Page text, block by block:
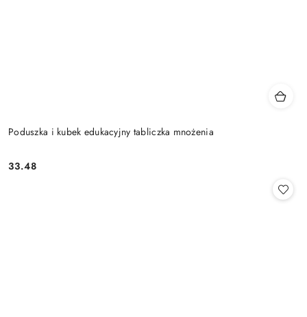
Poduszka i kubek edukacyjny tabliczka mnożenia
Cena:
33.48